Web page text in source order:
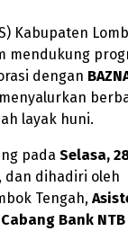
Kabupaten
mendukung
dengan
layak huni.
pada Selasa,
, dan dihadiri oleh
Tengah,
Bank NTB